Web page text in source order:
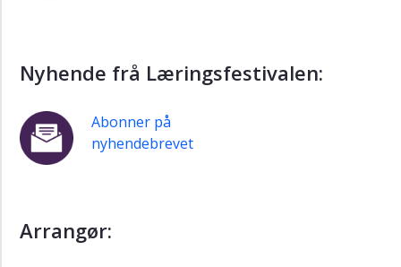
Nyhende frå Læringsfestivalen:
Abonner på
nyhendebrevet
Arrangør: